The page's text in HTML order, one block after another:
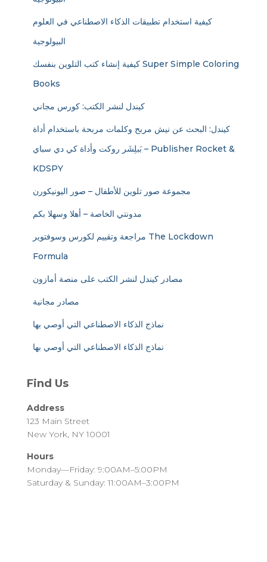
كيفية استخدام تطبيقات الذكاء الاصطناعي في العلوم
كيفية إنشاء كتب التلوين بنفسك Super Simple Coloring
Books
كيندل لنشر الكتب: كورس مجاني
كيندل: البحث عن نيش مربح وكلمات مربحة باستخدام أداة
بَبلِشَر روكت وأداة كي دي سباي – Publisher Rocket &
KDSPY
مجموعة صور تلوين للأطفال – صور اليونيكورن
مدونتي الخاصة – أهلا وسهلا بكم
مراجعة وتقييم لكورس وسوفتوير The Lockdown
Formula
مصادر كيندل لنشر الكتب على منصة أمازون
مصادر مجانية
نماذج الذكاء الاصطناعي التي أوصي بها
نماذج الذكاء الاصطناعي التي أوصي بها
Find Us
Address
123 Main Street
New York, NY 10001
Hours
Monday—Friday: 9:00AM–5:00PM
Saturday & Sunday: 11:00AM–3:00PM